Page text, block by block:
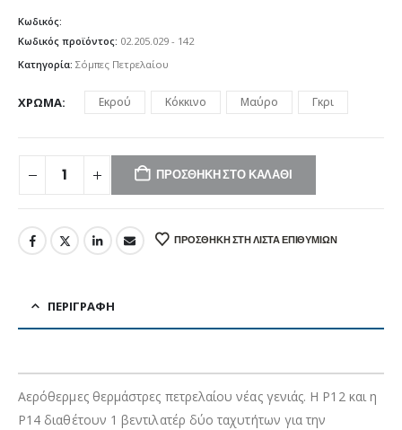
Κωδικός:
Κωδικός προϊόντος: 02.205.029 - 142
Κατηγορία: Σόμπες Πετρελαίου
ΧΡΏΜΑ Εκρού Κόκκινο Μαύρο Γκρι
ΠΡΟΣΘΉΚΗ ΣΤΟ ΚΑΛΆΘΙ
ΠΡΟΣΘΉΚΗ ΣΤΗ ΛΊΣΤΑ ΕΠΙΘΥΜΙΏΝ
ΠΕΡΙΓΡΑΦΉ
Αερόθερμες θερμάστρες πετρελαίου νέας γενιάς. Η P12 και η
P14 διαθέτουν 1 βεντιλατέρ δύο ταχυτήτων για την